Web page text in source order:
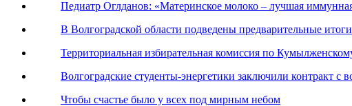
Педиатр Оглданов: «Материнское молоко – лучшая
В Волгоградской области подведены предварительные
Территориальная избирательная комиссия по
Волгоградские студенты-энергетики заключили контракт с
Чтобы счастье было у всех под мирным небом